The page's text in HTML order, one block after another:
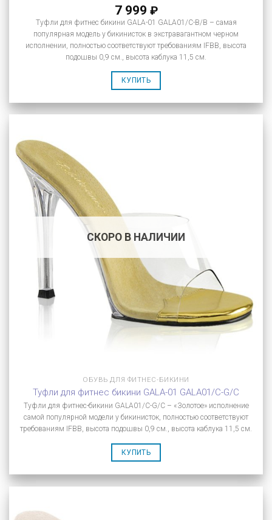
7 999 ₽
Туфли для фитнес бикини GALA-01 GALA01/C-B/B – самая
популярная модель у бикинисток в экстравагантном черном
исполнении, полностью соответствуют требованиям IFBB, высота
подошвы 0,9 см., высота каблука 11,5 см.
КУПИТЬ
СКОРО В НАЛИЧИИ
ОБУВЬ ДЛЯ ФИТНЕС-БИКИНИ
Туфли для фитнес бикини GALA-01 GALA01/C-G/C
Туфли для фитнес-бикини GALA01/C-G/C – «Золотое» исполнение
самой популярной модели у бикинисток, полностью соответствуют
требованиям IFBB, высота подошвы 0,9 см., высота каблука 11,5 см.
КУПИТЬ